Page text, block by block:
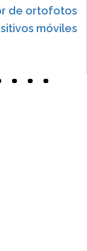
de ortofotos
móviles